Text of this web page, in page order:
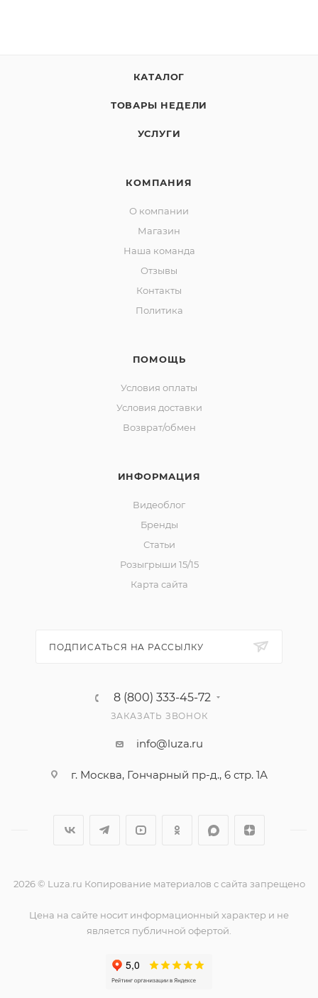
КАТАЛОГ
ТОВАРЫ НЕДЕЛИ
УСЛУГИ
КОМПАНИЯ
О компании
Магазин
Наша команда
Отзывы
Контакты
Политика
ПОМОЩЬ
Условия оплаты
Условия доставки
Возврат/обмен
ИНФОРМАЦИЯ
Видеоблог
Бренды
Статьи
Розыгрыши 15/15
Карта сайта
ПОДПИСАТЬСЯ НА РАССЫЛКУ
8 (800) 333-45-72
ЗАКАЗАТЬ ЗВОНОК
info@luza.ru
г. Москва, Гончарный пр-д., 6 стр. 1А
2026 © Luza.ru Копирование материалов с сайта запрещено
Цена на сайте носит информационный характер и не
является публичной офертой.